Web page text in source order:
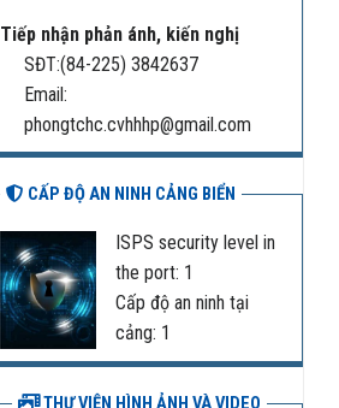
Tiếp nhận phản ánh, kiến nghị
SĐT:(84-225) 3842637
Email:
phongtchc.cvhhhp@gmail.com
CẤP ĐỘ AN NINH CẢNG BIỂN
ISPS security level in
the port: 1
Cấp độ an ninh tại
cảng: 1
THƯ VIỆN HÌNH ẢNH VÀ VIDEO